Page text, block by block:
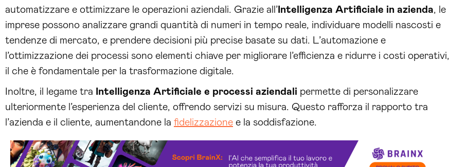
automatizzare e ottimizzare le operazioni aziendali. Grazie all’ Intelligenza Artificiale in azienda, le
imprese possono analizzare grandi quantità di numeri in tempo reale, individuare modelli nascosti e
tendenze di mercato, e prendere decisioni più precise basate su dati. L’automazione e
l’ottimizzazione dei processi sono elementi chiave per migliorare l’efficienza e ridurre i costi operativi,
il che è fondamentale per la trasformazione digitale.
Inoltre, il legame tra Intelligenza Artificiale e processi aziendali permette di personalizzare
ulteriormente l’esperienza del cliente, offrendo servizi su misura. Questo rafforza il rapporto tra
l’azienda e il cliente, aumentandone la fidelizzazione e la soddisfazione.